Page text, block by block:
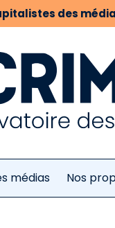
des
médias Nos